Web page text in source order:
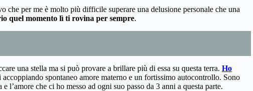
che per me è molto più difficile superare una delusione personale che una
quel momento lì ti rovina per sempre.
una stella ma si può provare a brillare più di essa su questa terra. Ho
spontaneo amore materno e un fortissimo autocontrollo. Sono
che ci ho messo ad ogni suo passo da 3 anni a questa parte.